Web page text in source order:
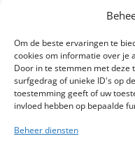
Om de beste ervaringen te
cookies om informatie over je
Door in te stemmen met deze
surfgedrag of unieke ID's op
toestemming geeft of uw
invloed hebben op bepaalde
Beheer diensten
373.000+
Cocktails
geserveerd
12
Cocktail
professionals